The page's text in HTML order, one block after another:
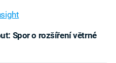
Spor o rozšíření větrné